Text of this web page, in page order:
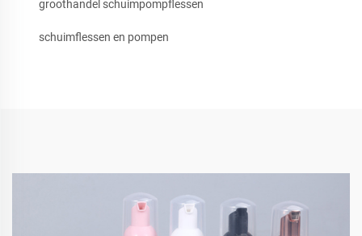
groothandel schuimpompflessen
schuimflessen en pompen